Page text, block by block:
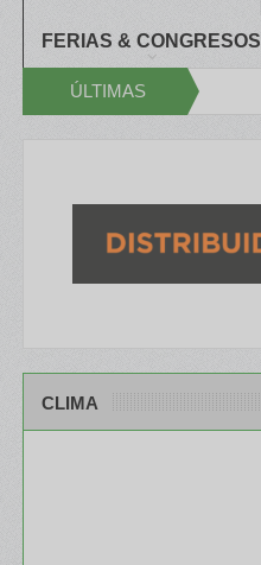
FERIAS & CONGRESOS
ÚLTIMAS
CLIMA